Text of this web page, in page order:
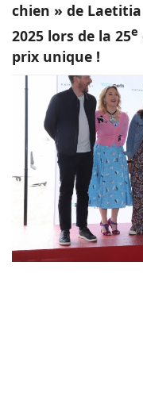
chien » de Laetitia
2025 lors de la 25e
prix unique !